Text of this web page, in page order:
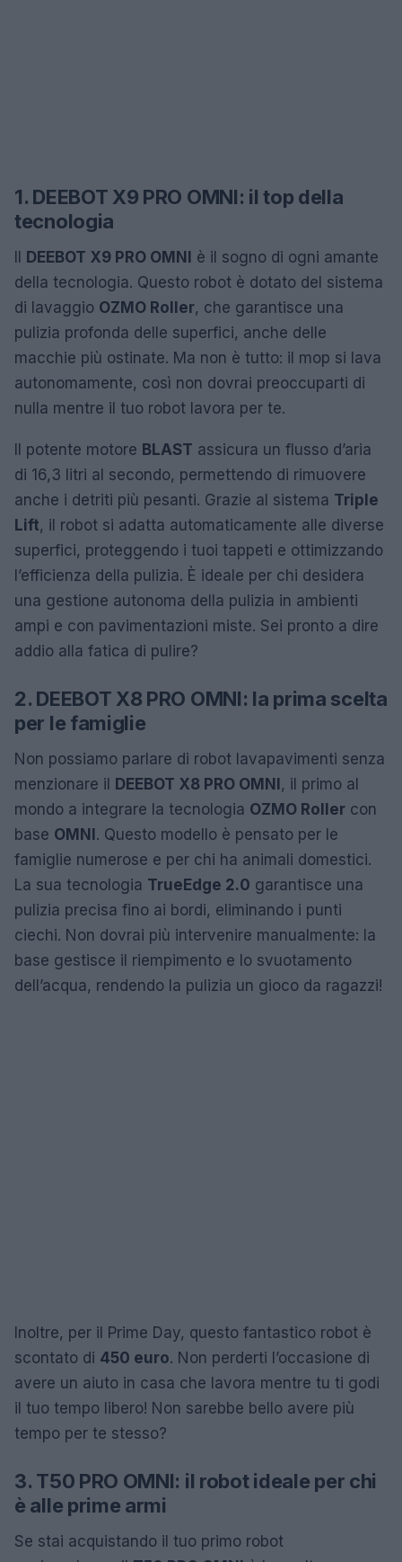
1. DEEBOT X9 PRO OMNI: il top della
tecnologia
DEEBOT X9 PRO OMNI
è il sogno di ogni amante
della tecnologia. Questo robot è dotato del sistema
di lavaggio OZMO Roller, che garantisce una
pulizia profonda delle superfici, anche delle
macchie più ostinate. Ma non è tutto: il mop si lava
autonomamente, così non dovrai preoccuparti di
nulla mentre il tuo robot lavora per te.
Il potente motore BLAST assicura un flusso d’aria
di 16,3 litri al secondo, permettendo di rimuovere
anche i detriti più pesanti. Grazie al sistema Triple
Lift, il robot si adatta automaticamente alle diverse
superfici, proteggendo i tuoi tappeti e ottimizzando
l’efficienza della pulizia. È ideale per chi desidera
una gestione autonoma della pulizia in ambienti
ampi e con pavimentazioni miste. Sei pronto a dire
addio alla fatica di pulire?
2. DEEBOT X8 PRO OMNI: la prima scelta
per le famiglie
Non possiamo parlare di robot lavapavimenti senza
menzionare il
DEEBOT X8 PRO OMNI , il primo al
mondo a integrare la tecnologia OZMO Roller con
base OMNI . Questo modello è pensato per le
famiglie numerose e per chi ha animali domestici.
La sua tecnologia TrueEdge 2.0 garantisce una
pulizia precisa fino ai bordi, eliminando i punti
ciechi. Non dovrai più intervenire manualmente: la
base gestisce il riempimento e lo svuotamento
dell’acqua, rendendo la pulizia un gioco da ragazzi!
Inoltre, per il Prime Day, questo fantastico robot è
scontato di 450 euro. Non perderti l’occasione di
avere un aiuto in casa che lavora mentre tu ti godi
il tuo tempo libero! Non sarebbe bello avere più
tempo per te stesso?
3. T50 PRO OMNI: il robot ideale per chi
è alle prime armi
Se stai acquistando il tuo primo robot